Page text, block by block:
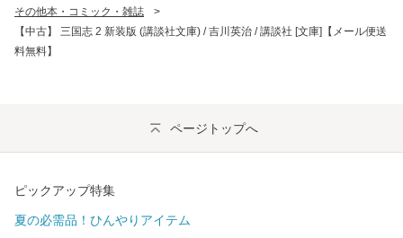
その他本・コミック・雑誌
>
【中古】 三国志 2 新装版 (講談社文庫) / 吉川英治 / 講談社 [文庫]【メール便送
料無料】
ページトップへ
ピックアップ特集
夏の必需品！ひんやりアイテム